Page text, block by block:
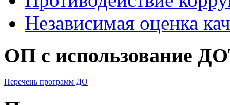
Независимая оценка
ОП с использование
Перечень программ ДО